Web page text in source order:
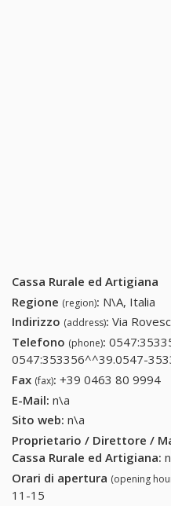
Cassa Rurale ed Artigiana
Regione (region): N\A, Italia
Indirizzo (address): Via
Telefono (phone):
0547:353356^^39.0547-
Fax (fax): +39 0463 80 9994
E-Mail: n\a
Sito web: n\a
Proprietario / Direttore /
Cassa Rurale ed Artigiana:
Orari di apertura (opening
11-15